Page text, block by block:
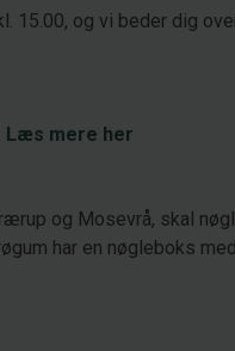
15.00, og vi beder dig
Læs mere her
og Mosevrå, skal
har en nøgleboks